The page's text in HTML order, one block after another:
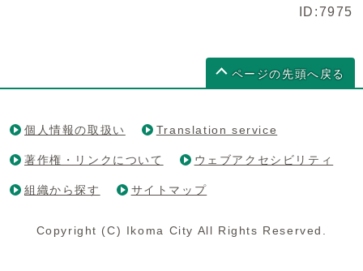
ID:7975
ページの先頭へ戻る
個人情報の取扱い Translation service
著作権・リンクについて ウェブアクセシビリティ
組織から探す サイトマップ
Copyright (C) Ikoma City All Rights Reserved.